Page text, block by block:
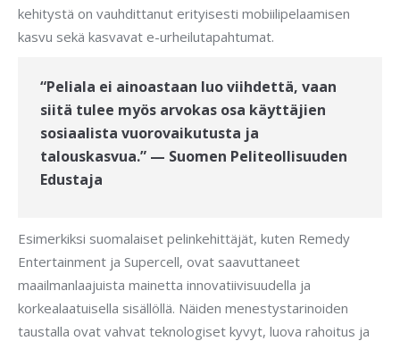
kehitystä on vauhdittanut erityisesti mobiilipelaamisen
kasvu sekä kasvavat e-urheilutapahtumat.
“Peliala ei ainoastaan luo viihdettä, vaan
siitä tulee myös arvokas osa käyttäjien
sosiaalista vuorovaikutusta ja
talouskasvua.” — Suomen Peliteollisuuden
Edustaja
Esimerkiksi suomalaiset pelinkehittäjät, kuten Remedy
Entertainment ja Supercell, ovat saavuttaneet
maailmanlaajuista mainetta innovatiivisuudella ja
korkealaatuisella sisällöllä. Näiden menestystarinoiden
taustalla ovat vahvat teknologiset kyvyt, luova rahoitus ja